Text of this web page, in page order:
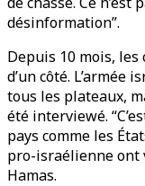
désinformation”.
Depuis 10 mois,
d’un côté.
tous les plateaux,
été interviewé.
pays comme les
pro-israélienne ont
Hamas.